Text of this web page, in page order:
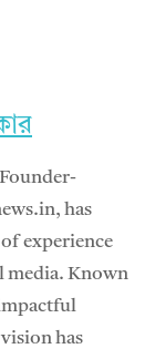
has
of experience
media. Known
has